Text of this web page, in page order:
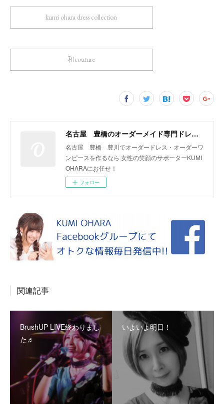
kumi ohara dress collection
和couture
名古屋 豊橋のオーダーメイド専門ドレスデザイナー KUMI OHARA
名古屋 豊橋 豊川でオーダードレス・オーダーワ
ンピースを作るなら 女性の笑顔のサポーターKUMI
OHARAにお任せ！
フォロー
関連記事
BrushUP LIVE終わりまし
た♬
いよいよ明日！